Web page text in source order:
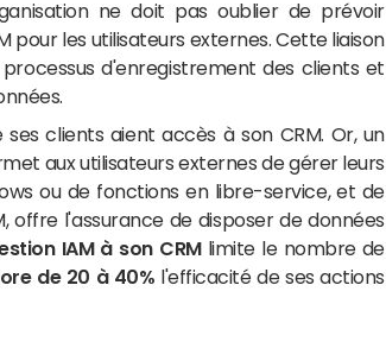
ne doit pas oublier de prévoir
pour les utilisateurs externes. Cette liaison
d'enregistrement des clients et
clients aient accès à son CRM. Or, un
aux utilisateurs externes de gérer leurs
ou de fonctions en libre-service, et de
offre l'assurance de disposer de données
IAM à son CRM limite le nombre de
de 20 à 40% l'efficacité de ses actions